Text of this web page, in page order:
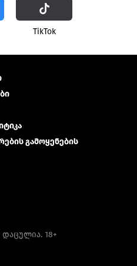
ТikТоk
გამოყენების
18+